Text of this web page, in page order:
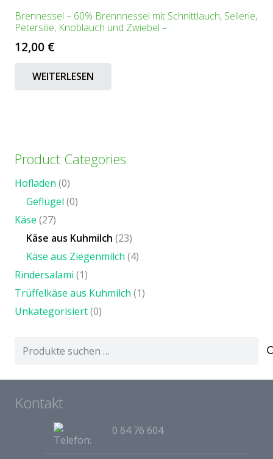
Brennessel – 60% Brennnessel mit Schnittlauch, Sellerie,
Petersilie, Knoblauch und Zwiebel –
12,00 €
WEITERLESEN
Product Categories
Hofladen (0)
Geflügel (0)
Käse (27)
Käse aus Kuhmilch (23)
Käse aus Ziegenmilch (4)
Rindersalami (1)
Trüffelkäse aus Kuhmilch (1)
Unkategorisiert(0)
Suchen
Kontakt
0 64 76 604